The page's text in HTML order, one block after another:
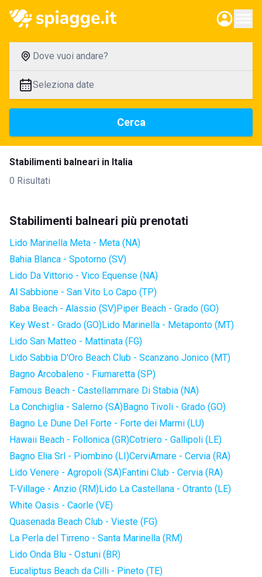
Dove vuoi andare?
Seleziona date
Cerca
Stabilimenti balneari in Italia
0 Risultati
Stabilimenti balneari più prenotati
Lido Marinella Meta - Meta (NA)
Bahia Blanca - Spotorno (SV)
Lido Da Vittorio - Vico Equense (NA)
Al Sabbione - San Vito Lo Capo (TP)
Baba Beach - Alassio (SV)Piper Beach - Grado (GO)
Key West - Grado (GO)Lido Marinella - Metaponto (MT)
Lido San Matteo - Mattinata (FG)
Lido Sabbia D'Oro Beach Club - Scanzano Jonico (MT)
Bagno Arcobaleno - Fiumaretta (SP)
Famous Beach - Castellammare Di Stabia (NA)
La Conchiglia - Salerno (SA)Bagno Tivoli - Grado (GO)
Bagno Le Dune Del Forte - Forte dei Marmi (LU)
Hawaii Beach - Follonica (GR)Cotriero - Gallipoli (LE)
Bagno Elia Srl - Piombino (LI)CerviAmare - Cervia (RA)
Lido Venere - Agropoli (SA)Fantini Club - Cervia (RA)
T-Village - Anzio (RM)Lido La Castellana - Otranto (LE)
White Oasis - Caorle (VE)
Quasenada Beach Club - Vieste (FG)
La Perla del Tirreno - Santa Marinella (RM)
Lido Onda Blu - Ostuni (BR)
Eucaliptus Beach da Cilli - Pineto (TE)